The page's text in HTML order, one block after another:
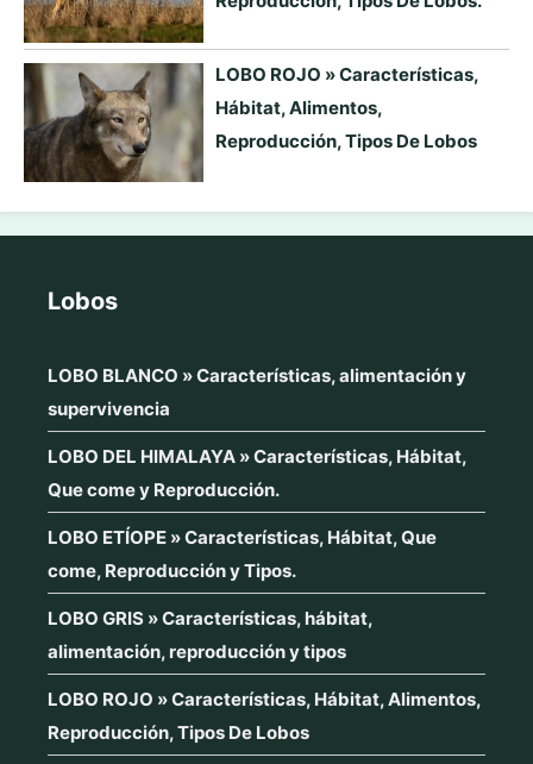
LOBO ROJO » Características,
Hábitat, Alimentos,
Reproducción, Tipos De Lobos
Lobos
LOBO BLANCO » Características, alimentación y
supervivencia
LOBO DEL HIMALAYA » Características, Hábitat,
Que come y Reproducción.
LOBO ETÍOPE » Características, Hábitat, Que
come, Reproducción y Tipos.
LOBO GRIS » Características, hábitat,
alimentación, reproducción y tipos
LOBO ROJO » Características, Hábitat, Alimentos,
Reproducción, Tipos De Lobos